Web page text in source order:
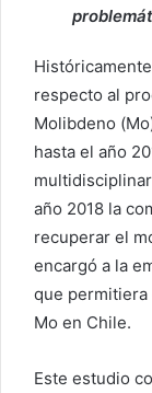
respecto al
Molibdeno
hasta el año
año 2018 la
recuperar el
encargó a la
que permitiera
Mo en Chile.
Este estudio